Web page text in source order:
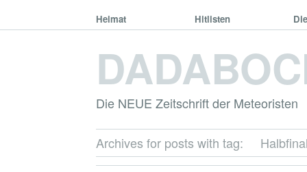
Heimat Hitlisten
Die NEUE Zeitschrift der Meteoristen
Archives for posts with tag: